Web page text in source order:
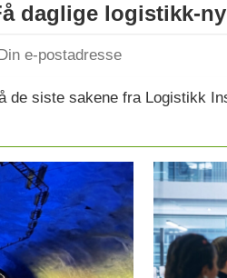
daglige logistikk-
de siste sakene fra Logistikk